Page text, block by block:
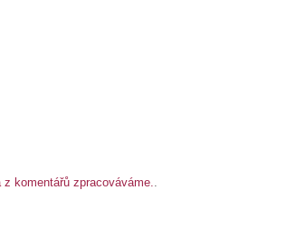
komentářů zpracováváme.